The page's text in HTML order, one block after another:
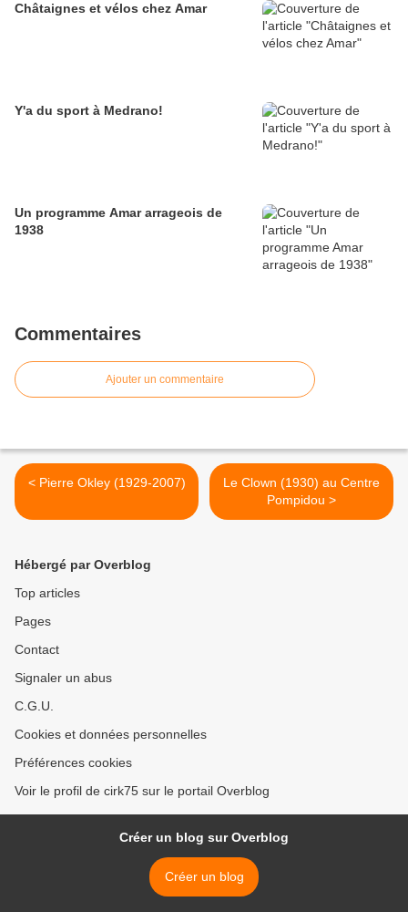
Châtaignes et vélos chez Amar
Y'a du sport à Medrano!
Un programme Amar arrageois de
1938
Commentaires
Ajouter un commentaire
< Pierre Okley (1929-2007)
Le Clown (1930) au Centre
Pompidou >
Hébergé par Overblog
Top articles
Pages
Contact
Signaler un abus
C.G.U.
Cookies et données personnelles
Préférences cookies
Voir le profil de cirk75 sur le portail Overblog
Créer un blog sur Overblog
Créer un blog